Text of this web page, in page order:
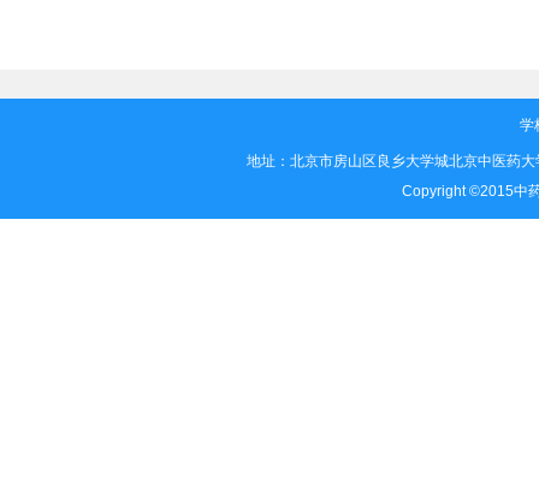
学
地址：北京市房山区良乡大学城北京中医药
Copyright ©2015中